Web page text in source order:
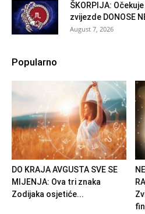
ŠKORPIJA: Očekuje
zvijezde DONOSE
August 7, 2026
Popularno
DO KRAJA AVGUSTA SVE SE
MIJENJA: Ova tri znaka
Zodijaka osjetiće...